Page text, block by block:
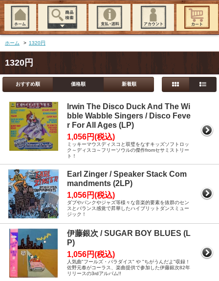
ホーム > 1320円
1320円
おすすめ順 価格順 新着順
Irwin The Disco Duck And The Wi
bble Wabble Singers / Disco Feve
r For All Ages (LP)
1,056円(税込)
ミッキーマウスディスコと双璧をなすキッズソフトロッ
ク～ディスコ～フリーソウルの傑作fromセサミストリー
ト！
Earl Zinger / Speaker Stack Com
mandments (2LP)
1,056円(税込)
ダブやパンクやジャズ等様々な音楽的要素を抜群のセン
スとバランス感覚で昇華したハイブリットダンスミュー
ジック！
伊藤銀次 / SUGAR BOY BLUES (L
P)
1,056円(税込)
人気曲"フールズ・パラダイス" や "ちがうんだよ"収録！
佐野元春がコーラス、楽曲提供で参加した伊藤銀次82年
リリースの3rdアルバム!!